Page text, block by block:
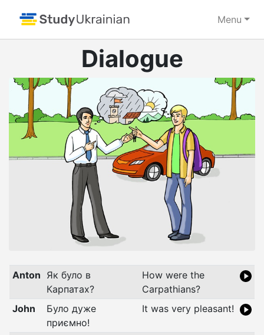
Menu
Dialogue
Anton Як було в
Карпатах?
How were the
Carpathians?
John
Було дуже
приємно!
It was very pleasant!